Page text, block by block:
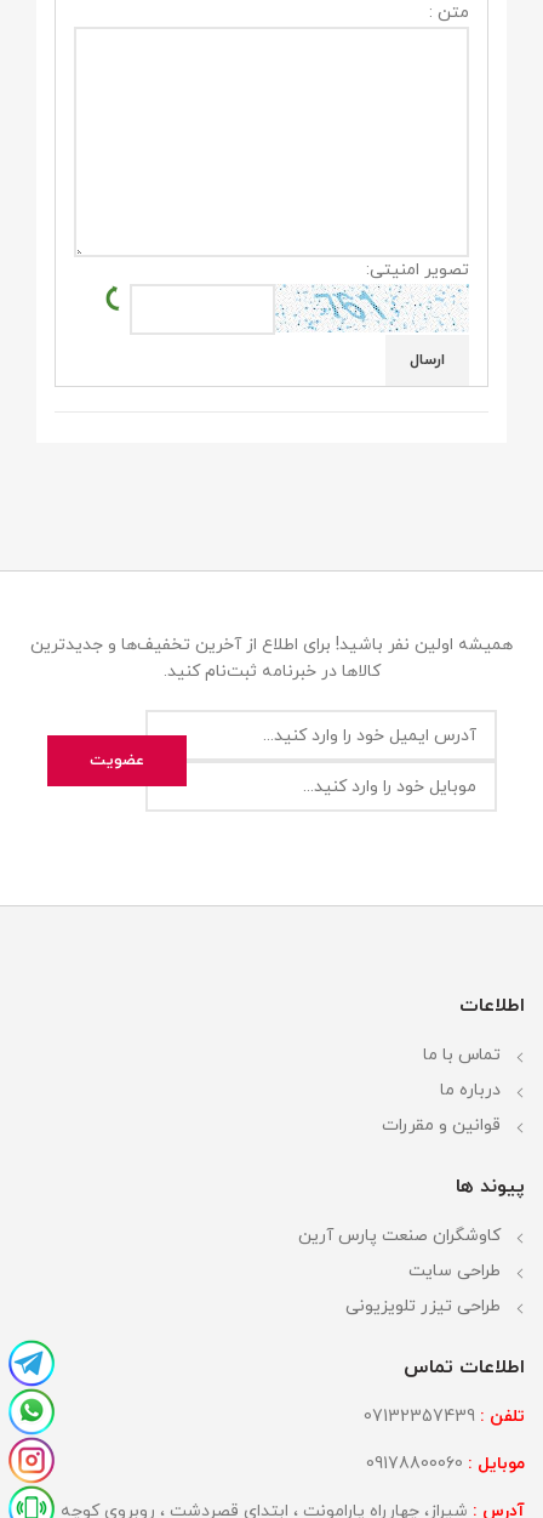
متن :
تصویر امنیتی:
همیشه اولین نفر باشید! برای اطلاع از آخرین تخفیف‌ها و جدیدترین
کالاها در خبرنامه ثبت‌نام کنید.
اطلاعات
تماس با ما
درباره ما
قوانین و مقررات
پیوند ها
کاوشگران صنعت پارس آرین
طراحی سایت
طراحی تیزر تلویزیونی
اطلاعات تماس
تلفن :
موبایل :
آدرس : شیراز، چهارراه پارامونت ، ابتدای قصردشت ، روبروی کوچه